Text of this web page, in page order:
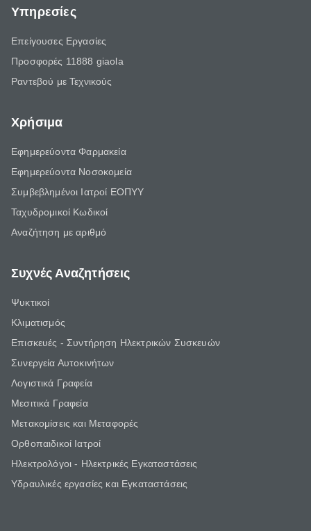
Υπηρεσίες
Επείγουσες Εργασίες
Προσφορές 11888 giaola
Ραντεβού με Τεχνικούς
Χρήσιμα
Εφημερεύοντα Φαρμακεία
Εφημερεύοντα Νοσοκομεία
Συμβεβλημένοι Ιατροί ΕΟΠΥΥ
Ταχυδρομικοί Κωδικοί
Αναζήτηση με αριθμό
Συχνές Αναζητήσεις
Ψυκτικοί
Κλιματισμός
Επισκευές - Συντήρηση Ηλεκτρικών Συσκευών
Συνεργεία Αυτοκινήτων
Λογιστικά Γραφεία
Μεσιτικά Γραφεία
Μετακομίσεις και Μεταφορές
Ορθοπαιδικοί Ιατροί
Ηλεκτρολόγοι - Ηλεκτρικές Εγκαταστάσεις
Υδραυλικές εργασίες και Εγκαταστάσεις